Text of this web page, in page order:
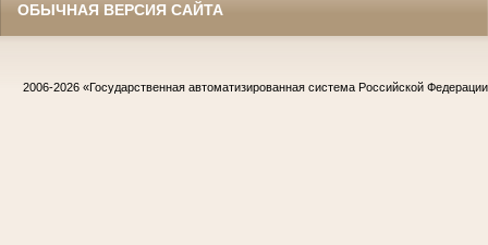
ОБЫЧНАЯ ВЕРСИЯ САЙТА
2006-2026 «Государственная автоматизированная система Российской